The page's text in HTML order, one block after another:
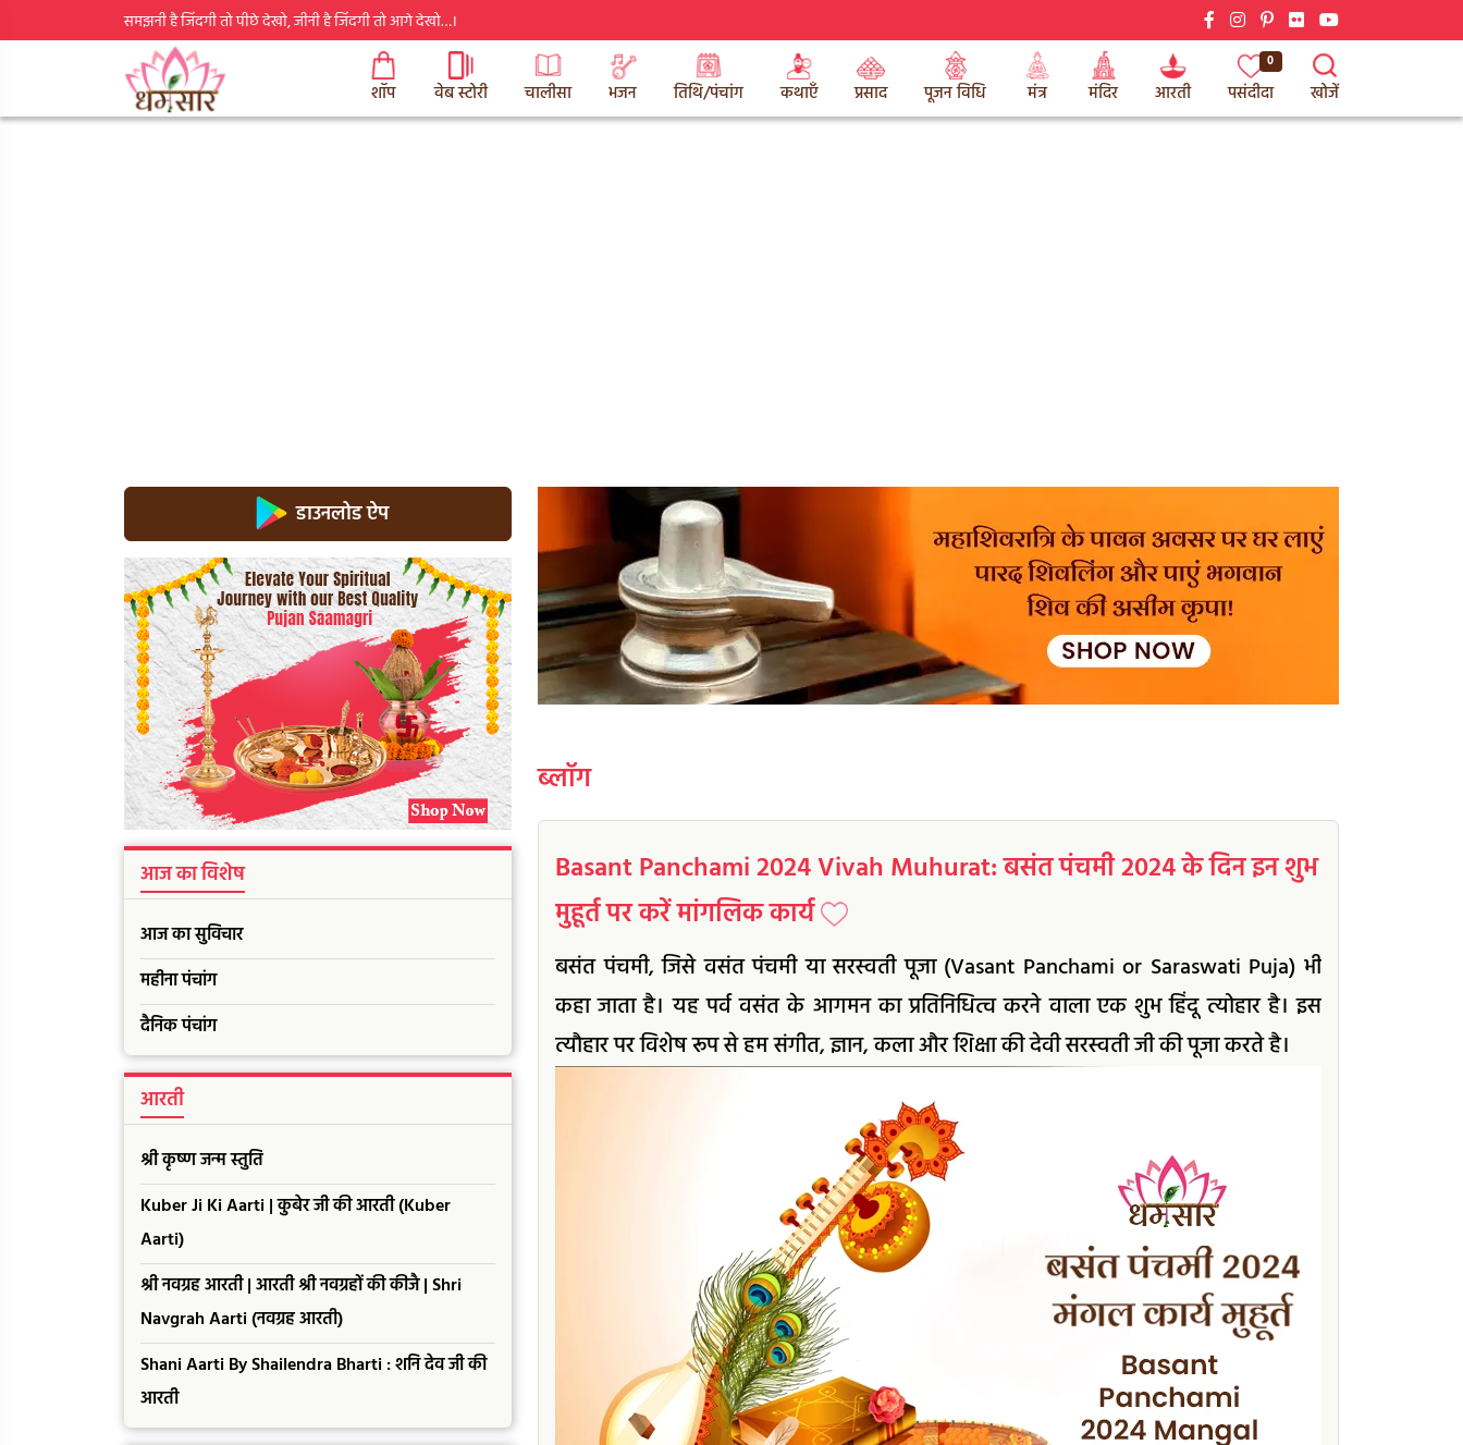
समझनी है जिंदगी तो पीछे देखो, जीनी है जिंदगी तो आगे देखो…।
शॉप वेब स्टोरी चालीसा भजन तिथि/पंचांग कथाएँ प्रसाद पूजन विधि मंत्र मंदिर आरती
0
पसंदीदा खोजें
डाउनलोड ऐप
आज का विशेष
आज का सुविचार
महीना पंचांग
दैनिक पंचांग
आरती
श्री कृष्ण जन्म स्तुति
Kuber Ji Ki Aarti | कुबेर जी की आरती (Kuber
Aarti)
श्री नवग्रह आरती | आरती श्री नवग्रहों की कीजै | Shri
Navgrah Aarti (नवग्रह आरती)
Shani Aarti By Shailendra Bharti : शनि देव जी की
आरती
ब्लॉग
Basant Panchami 2024 Vivah Muhurat: बसंत पंचमी 2024 के दिन इन शुभ
मुहूर्त पर करें मांगलिक कार्य
बसंत पंचमी, जिसे वसंत पंचमी या सरस्वती पूजा (Vasant Panchami or Saraswati Puja) भी
कहा जाता है। यह पर्व वसंत के आगमन का प्रतिनिधित्व करने वाला एक शुभ हिंदू त्योहार है। इस
त्यौहार पर विशेष रूप से हम संगीत, ज्ञान, कला और शिक्षा की देवी सरस्वती जी की पूजा करते है।